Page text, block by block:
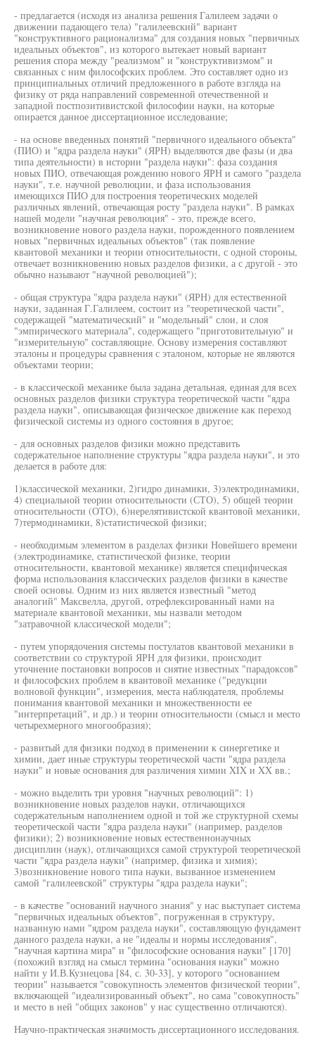
- предлагается (исходя из анализа решения Галилеем задачи о
движении падающего тела) "галилеевский" вариант
"конструктивного рационализма" для создания новых "первичных
идеальных объектов", из которого вытекает новый вариант
решения спора между "реализмом" и "конструктивизмом" и
связанных с ним философских проблем. Это составляет одно из
принципиальных отличий предложенного в работе взгляда на
физику от ряда направлений современной отечественной и
западной постпозитивистской философии науки, на которые
опирается данное диссертационное исследование;
- на основе введенных понятий "первичного идеального объекта"
(ПИО) и "ядра раздела науки" (ЯРН) выделяются две фазы (и два
типа деятельности) в истории "раздела науки": фаза создания
новых ПИО, отвечающая рождению нового ЯРН и самого "раздела
науки", т.е. научной революции, и фаза использования
имеющихся ПИО для построения теоретических моделей
различных явлений, отвечающая росту "раздела науки". В рамках
нашей модели "научная революция" - это, прежде всего,
возникновение нового раздела науки, порожденного появлением
новых "первичных идеальных объектов" (так появление
квантовой механики и теории относительности, с одной стороны,
отвечает возникновению новых разделов физики, а с другой - это
обычно называют "научной революцией");
- общая структура "ядра раздела науки" (ЯРН) для естественной
науки, заданная Г.Галилеем, состоит из "теоретической части",
содержащей "математический" и "модельный" слои, и слоя
"эмпирического материала", содержащего "приготовительную" и
"измерительную" составляющие. Основу измерения составляют
эталоны и процедуры сравнения с эталоном, которые не являются
объектами теории;
- в классической механике была задана детальная, единая для всех
основных разделов физики структура теоретической части "ядра
раздела науки", описывающая физическое движение как переход
физической системы из одного состояния в другое;
- для основных разделов физики можно представить
содержательное наполнение структуры "ядра раздела науки", и это
делается в работе для:
1)классической механики, 2)гидро динамики, 3)электродинамики,
4) специальной теории относительности (СТО), 5) общей теории
относительности (ОТО), 6)нерелятивистской квантовой механики,
7)термодинамики, 8)статистической физики;
- необходимым элементом в разделах физики Новейшего времени
(электродинамике, статистической физике, теории
относительности, квантовой механике) является специфическая
форма использования классических разделов физики в качестве
своей основы. Одним из них является известный "метод
аналогий" Максвелла, другой, отрефлексированный нами на
материале квантовой механики, мы назвали методом
"затравочной классической модели";
- путем упорядочения системы постулатов квантовой механики в
соответствии со структурой ЯРН для физики, происходит
уточнение постановки вопросов и снятие известных "парадоксов"
и философских проблем в квантовой механике ("редукции
волновой функции", измерения, места наблюдателя, проблемы
понимания квантовой механики и множественности ее
"интерпретаций", и др.) и теории относительности (смысл и место
четырехмерного многообразия);
- развитый для физики подход в применении к синергетике и
химии, дает иные структуры теоретической части "ядра раздела
науки" и новые основания для различения химии XIX и XX вв.;
- можно выделить три уровня "научных революций": 1)
возникновение новых разделов науки, отличающихся
содержательным наполнением одной и той же структурной схемы
теоретической части "ядра раздела науки" (например, разделов
физики); 2) возникновение новых естественнонаучных
дисциплин (наук), отличающихся самой структурой теоретической
части "ядра раздела науки" (например, физика и химия);
3)возникновение нового типа науки, вызванное изменением
самой "галилеевской" структуры "ядра раздела науки";
- в качестве "оснований научного знания" у нас выступает система
"первичных идеальных объектов", погруженная в структуру,
названную нами "ядром раздела науки", составляющую фундамент
данного раздела науки, а не "идеалы и нормы исследования",
"научная картина мира" и "философские основания науки" [170]
(похожий взгляд на смысл термина "основания науки" можно
найти у И.В.Кузнецова [84, с. 30-33], у которого "основанием
теории" называется "совокупность элементов физической теории",
включающей "идеализированный объект", но сама "совокупность"
и место в ней "общих законов" у нас существенно отличаются).
Научно-практическая значимость диссертационного исследования.